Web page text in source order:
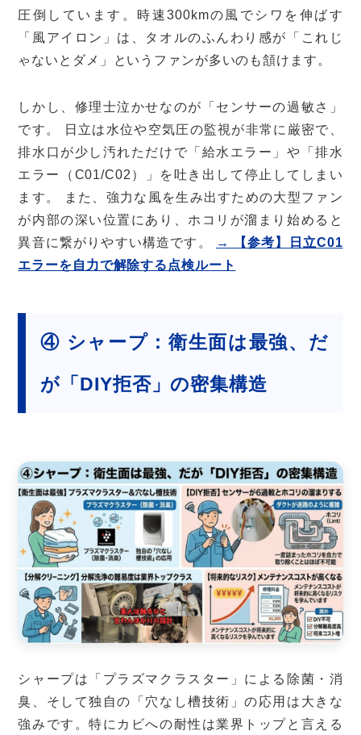
圧倒しています。時速300kmの風でシワを伸ばす
「風アイロン」は、タオルのふんわり感が「これじ
ゃないとダメ」というファンが多いのも頷けます。
しかし、修理士泣かせなのが「センサーの過敏さ」
です。 日立は水位や空気圧の監視が非常に厳密で、
排水口が少し汚れただけで「給水エラー」や「排水
エラー（C01/C02）」を吐き出して停止してしまい
ます。 また、強力な風を生み出すための大型ファン
が内部の深い位置にあり、ホコリが溜まり始めると
異音に繋がりやすい構造です。
→ 【参考】日立C01
エラーを自力で解除する点検ルート
④ シャープ：衛生面は最強、だ
が「DIY拒否」の密集構造
シャープは「プラズマクラスター」による除菌・消
臭、そして独自の「穴なし槽技術」の応用は大きな
強みです。特にカビへの耐性は業界トップと言える